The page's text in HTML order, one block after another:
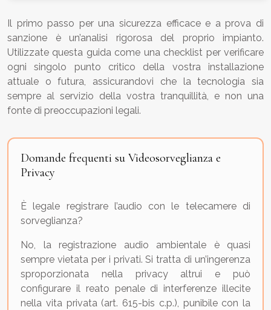
Il primo passo per una sicurezza efficace e a prova di
sanzione è un’analisi rigorosa del proprio impianto.
Utilizzate questa guida come una checklist per verificare
ogni singolo punto critico della vostra installazione
attuale o futura, assicurandovi che la tecnologia sia
sempre al servizio della vostra tranquillità, e non una
fonte di preoccupazioni legali.
Domande frequenti su Videosorveglianza e
Privacy
È legale registrare l’audio con le telecamere di
sorveglianza?
No, la registrazione audio ambientale è quasi
sempre vietata per i privati. Si tratta di un’ingerenza
sproporzionata nella privacy altrui e può
configurare il reato penale di interferenze illecite
nella vita privata (art. 615-bis c.p.), punibile con la